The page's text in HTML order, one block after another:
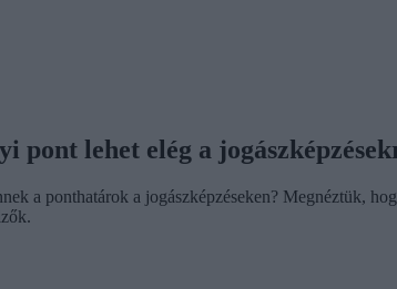
pont lehet elég a
a ponthatárok a jogászképzéseken? Megnéztük,